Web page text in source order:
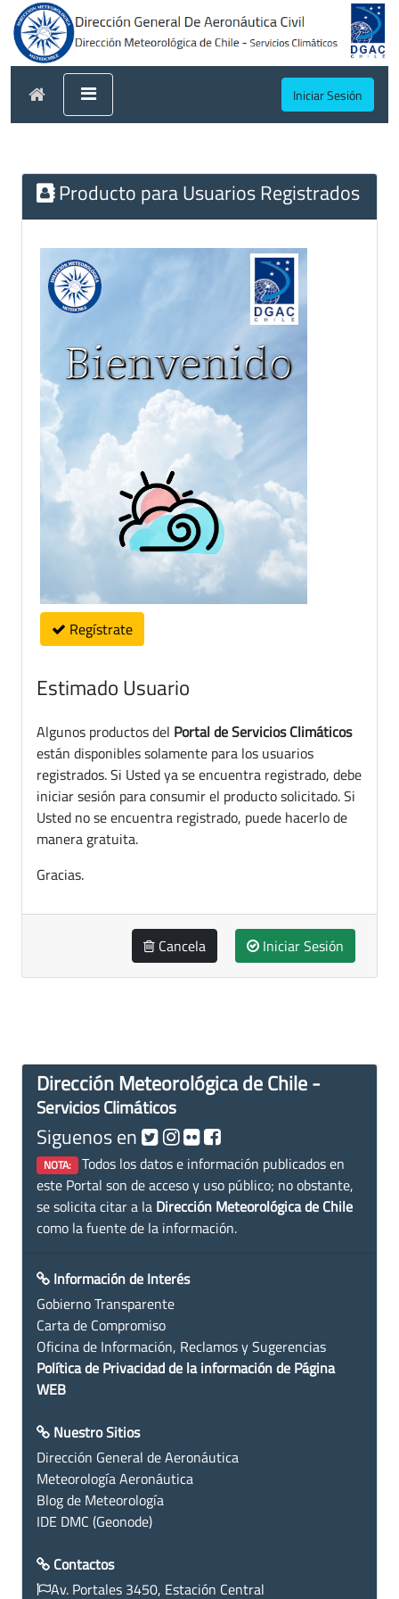
Iniciar Sesión
Producto para Usuarios Registrados
Regístrate
Estimado Usuario
Algunos productos del Portal de Servicios Climáticos
están disponibles solamente para los usuarios
registrados. Si Usted ya se encuentra registrado, debe
iniciar sesión para consumir el producto solicitado. Si
Usted no se encuentra registrado, puede hacerlo de
manera gratuita.
Gracias.
Cancela Iniciar Sesión
Dirección Meteorológica de Chile -
Servicios Climáticos
Siguenos en
NOTA: Todos los datos e información publicados en
este Portal son de acceso y uso público; no obstante,
se solicita citar a la Dirección Meteorológica de Chile
como la fuente de la información.
Información de Interés
Gobierno Transparente
Carta de Compromiso
Oficina de Información, Reclamos y Sugerencias
Política de Privacidad de la información de Página
WEB
Nuestro Sitios
Dirección General de Aeronáutica
Meteorología Aeronáutica
Blog de Meteorología
IDE DMC (Geonode)
Contactos
Av. Portales 3450, Estación Central